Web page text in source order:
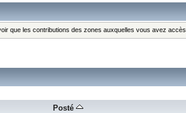
que les contributions des zones auxquelles vous avez accès.
Posté